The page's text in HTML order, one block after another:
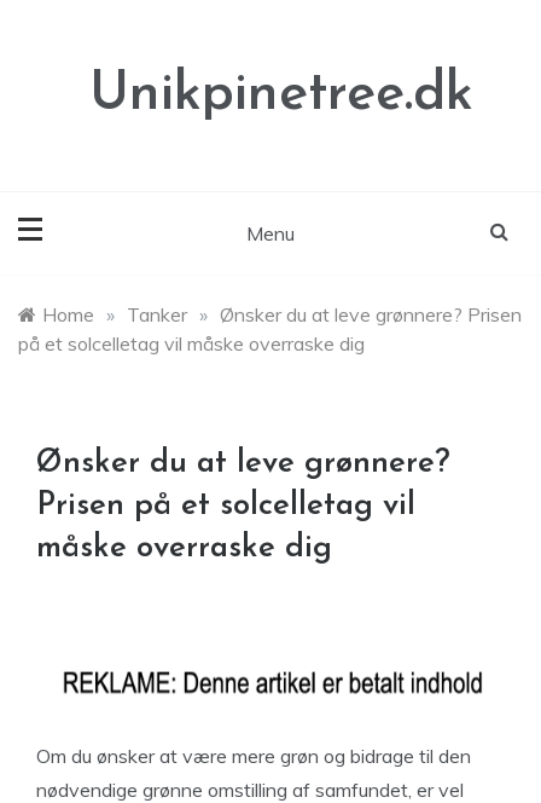
Unikpinetree.dk
Menu
Home » Tanker » Ønsker du at leve grønnere? Prisen
på et solcelletag vil måske overraske dig
Ønsker du at leve grønnere?
Prisen på et solcelletag vil
måske overraske dig
Om du ønsker at være mere grøn og bidrage til den
nødvendige grønne omstilling af samfundet, er vel